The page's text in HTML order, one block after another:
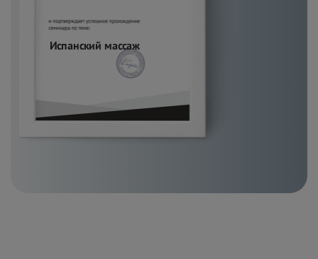
Испанский массаж